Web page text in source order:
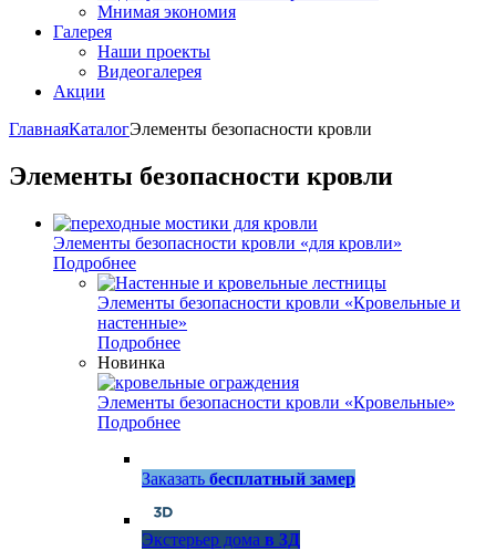
Мнимая экономия
Галерея
Наши проекты
Видеогалерея
Акции
ГлавнаяКаталогЭлементы безопасности кровли
Элементы безопасности кровли
Элементы безопасности кровли «для кровли»
Подробнее
Элементы безопасности кровли «Кровельные и
настенные»
Подробнее
Новинка
Элементы безопасности кровли «Кровельные»
Подробнее
Заказать бесплатный замер
Экстерьер дома в 3Д